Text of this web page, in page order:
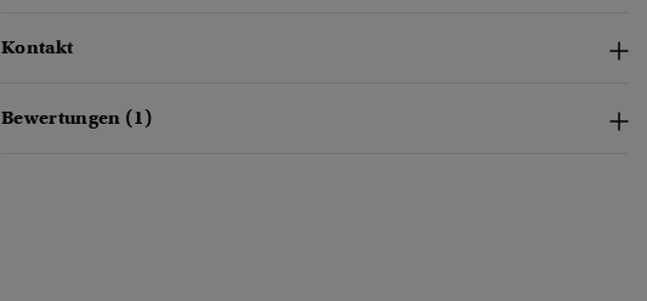
Kontakt
Bewertungen (1)